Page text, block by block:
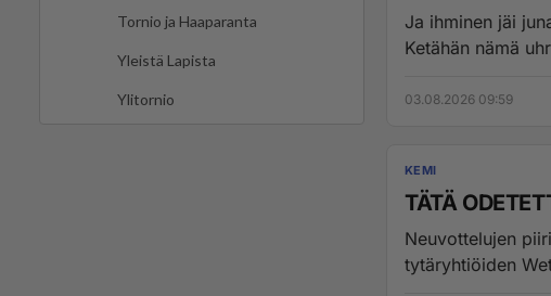
Tornio ja Haaparanta
Yleistä Lapista
Ylitornio
Ja ihminen jäi
03.08.2026 09:59
KEMI
TÄTÄ
Neuvottelujen
tytäryhtiöiden